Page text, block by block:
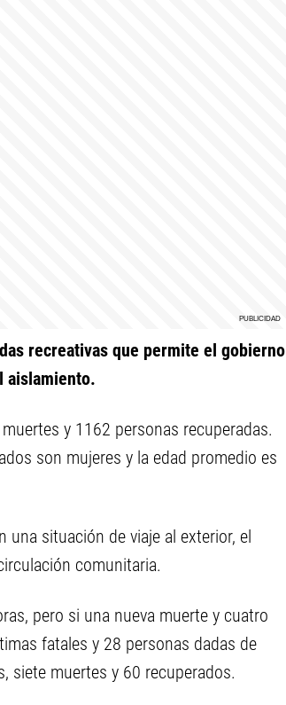
recreativas que permite el gobierno
aislamiento.
y 1162 personas recuperadas.
son mujeres y la edad promedio es
una situación de viaje al exterior, el
comunitaria.
pero si una nueva muerte y cuatro
fatales y 28 personas dadas de
siete muertes y 60 recuperados.